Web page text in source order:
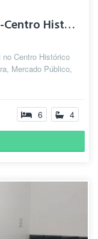
Quarto individual mobiliado -Centro Histórico
no Centro Histórico
Mercado Público,
6 4